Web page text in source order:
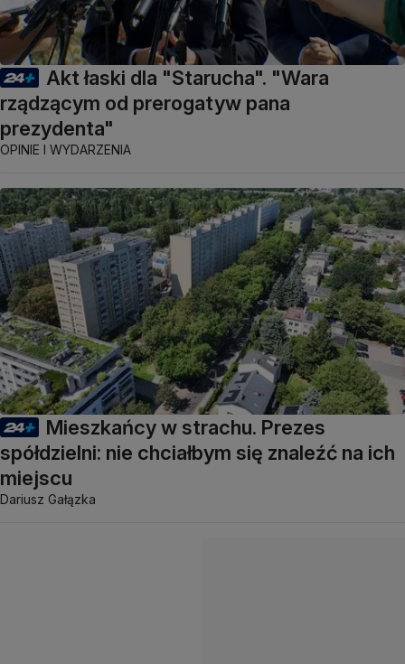
Akt łaski dla "Starucha". "Wara
rządzącym od prerogatyw pana
prezydenta"
OPINIE I WYDARZENIA
Mieszkańcy w strachu. Prezes
spółdzielni: nie chciałbym się znaleźć na ich
miejscu
Dariusz Gałązka